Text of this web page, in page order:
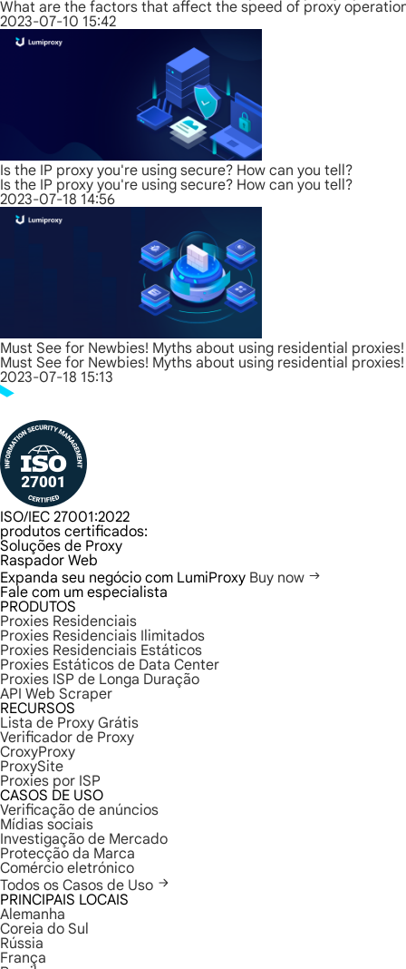
What are the factors that affect the speed of proxy
2023-07-10 15:42
Is the IP proxy you're using secure? How can you tell?
Is the IP proxy you're using secure? How can you tell?
2023-07-18 14:56
Must See for Newbies! Myths about using residential proxies!
Must See for Newbies! Myths about using residential proxies!
2023-07-18 15:13
ISO/IEC 27001:2022
produtos certificados:
Soluções de Proxy
Raspador Web
Expanda seu negócio com LumiProxy Buy now
Fale com um especialista
PRODUTOS
Proxies Residenciais
Proxies Residenciais Ilimitados
Proxies Residenciais Estáticos
Proxies Estáticos de Data Center
Proxies ISP de Longa Duração
API Web Scraper
RECURSOS
Lista de Proxy Grátis
Verificador de Proxy
CroxyProxy
ProxySite
Proxies por ISP
CASOS DE USO
Verificação de anúncios
Mídias sociais
Investigação de Mercado
Protecção da Marca
Comércio eletrónico
Todos os Casos de Uso
PRINCIPAIS LOCAIS
Alemanha
Coreia do Sul
Rússia
França